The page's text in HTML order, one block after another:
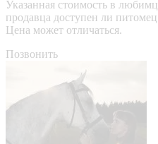
Указанная стоимость в
продавца доступен ли
Цена может отличаться.
Позвонить